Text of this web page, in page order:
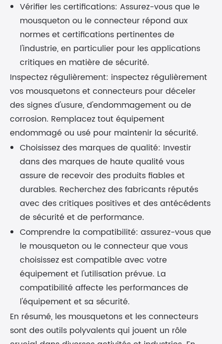
Vérifier les certifications: Assurez-vous que le
mousqueton ou le connecteur répond aux
normes et certifications pertinentes de
l'industrie, en particulier pour les applications
critiques en matière de sécurité.
Inspectez régulièrement: inspectez régulièrement
vos mousquetons et connecteurs pour déceler
des signes d'usure, d'endommagement ou de
corrosion. Remplacez tout équipement
endommagé ou usé pour maintenir la sécurité.
Choisissez des marques de qualité: Investir
dans des marques de haute qualité vous
assure de recevoir des produits fiables et
durables. Recherchez des fabricants réputés
avec des critiques positives et des antécédents
de sécurité et de performance.
Comprendre la compatibilité: assurez-vous que
le mousqueton ou le connecteur que vous
choisissez est compatible avec votre
équipement et l'utilisation prévue. La
compatibilité affecte les performances de
l'équipement et sa sécurité.
En résumé, les mousquetons et les connecteurs
sont des outils polyvalents qui jouent un rôle